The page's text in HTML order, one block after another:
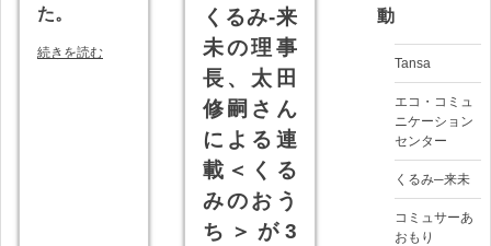
た。
続きを読む
くるみ-来
未の理事
長、太田
修嗣さん
による連
載＜くる
みのおう
ち＞が3
動
Tansa
エコ・コミュ
ニケーション
センター
くるみ─来未
コミュサーあ
おもり